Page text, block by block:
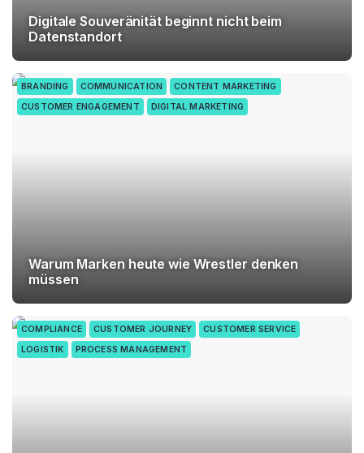
Digitale Souveränität beginnt nicht beim
Datenstandort
BRANDING COMMUNICATION
CONTENT MARKETING
CUSTOMER ENGAGEMENT
DIGITAL MARKETING
Warum Marken heute wie Wrestler denken
müssen
COMPLIANCE CUSTOMER JOURNEY
CUSTOMER SERVICE
LOGISTIK
PROCESS MANAGEMENT